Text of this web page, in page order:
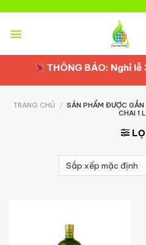
content
THÔNG BÁO: Nghỉ lễ
TRANG CHỦ / SẢN PHẨM ĐƯỢC
CHAI 1